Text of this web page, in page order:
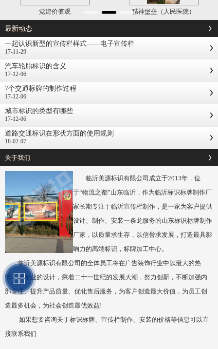
党建价值观 精神堡垒（人民医院）
最新动态
一起认识新型的宣传栏样式——电子宣传栏
17-11-29
汽车轮胎标识的含义
17-12-06
7个交通标牌的制作过程
17-12-06
城市标识的类型有哪些
17-12-06
道路交通标识在形状方面的使用规则
18-02-07
关于我们
临沂美源标识有限公司成立于2013年，位
于“物流之都”山东临沂，作为临沂标识标牌制作厂
家长期专注于临沂宣传栏制作，是一家为客户提供
设计、制作、安装一条龙服务的山东标识标牌制作
厂家，以质量求生存，以信誉求发展，打造最具影
响力的高端标识，标牌加工中心。
临沂美源标识有限公司的全体员工将在广告装饰行业中以最大的热
情，最专业的设计，乘着二十一世纪的发展大潮，努力创新，不断加强内
部管理、提升产品质量、优化售后服务，为客户创造最大价值，为员工创
造最多机会，为社会创造最优效益!
如果想要咨询关于标识标牌、宣传栏制作、安装的价格等信息可以直
接联系我们